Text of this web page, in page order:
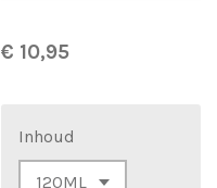
€ 10,95
Inhoud